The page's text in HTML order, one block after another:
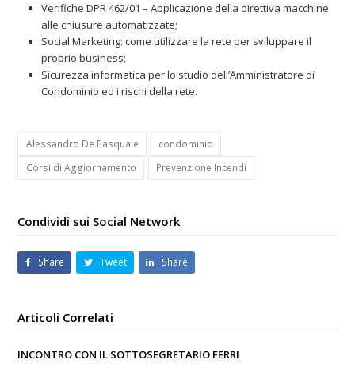
Verifiche DPR 462/01 – Applicazione della direttiva macchine
alle chiusure automatizzate;
Social Marketing: come utilizzare la rete per sviluppare il
proprio business;
Sicurezza informatica per lo studio dell’Amministratore di
Condominio ed i rischi della rete.
Alessandro De Pasquale
condominio
Corsi di Aggiornamento
Prevenzione Incendi
Condividi sui Social Network
Share Tweet Share
Articoli Correlati
INCONTRO CON IL SOTTOSEGRETARIO FERRI